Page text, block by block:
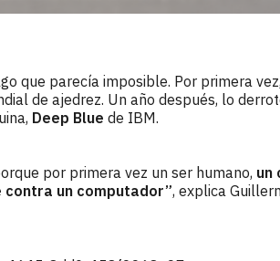
que parecía imposible. Por primera
de ajedrez. Un año después, lo
Deep Blue de IBM.
por primera vez un ser humano, un
un computador”, explica